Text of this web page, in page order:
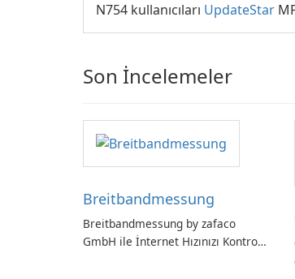
N754 kullanıcıları UpdateStar
Son İncelemeler
Breitbandmessung
Breitbandmessung by zafaco
GmbH ile İnternet Hızınızı Kontrol